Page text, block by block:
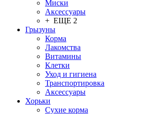
Миски
Аксессуары
+ ЕЩЕ 2
Грызуны
Корма
Лакомства
Витамины
Клетки
Уход и гигиена
Транспортировка
Аксессуары
Хорьки
Сухие корма